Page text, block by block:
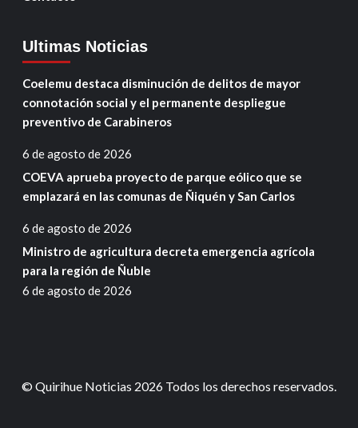
Ultimas Noticias
Coelemu destaca disminución de delitos de mayor
connotación social y el permanente despliegue
preventivo de Carabineros
6 de agosto de 2026
COEVA aprueba proyecto de parque eólico que se
emplazará en las comunas de Ñiquén y San Carlos
6 de agosto de 2026
Ministro de agricultura decreta emergencia agrícola
para la región de Ñuble
6 de agosto de 2026